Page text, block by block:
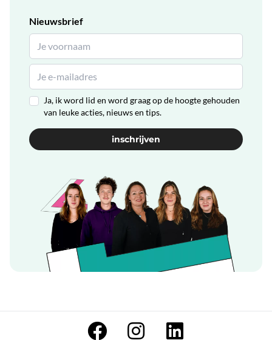
Nieuwsbrief
Ja, ik word lid en word graag op de hoogte gehouden
van leuke acties, nieuws en tips.